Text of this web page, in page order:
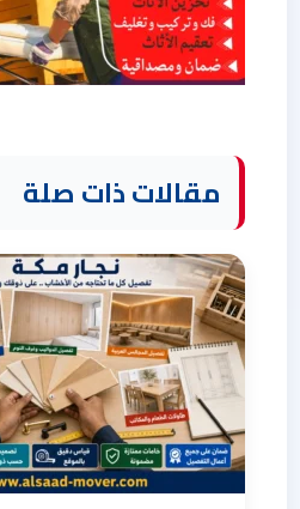
مقالات ذات صلة